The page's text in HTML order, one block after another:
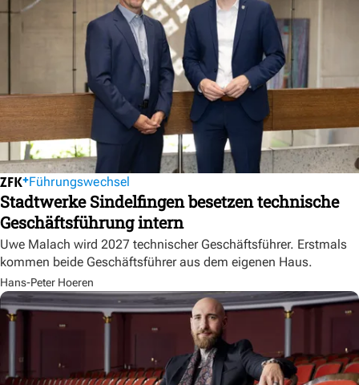
Führungswechsel
Stadtwerke Sindelfingen besetzen technische
Geschäftsführung intern
Uwe Malach wird 2027 technischer Geschäftsführer. Erstmals
kommen beide Geschäftsführer aus dem eigenen Haus.
Hans-Peter Hoeren